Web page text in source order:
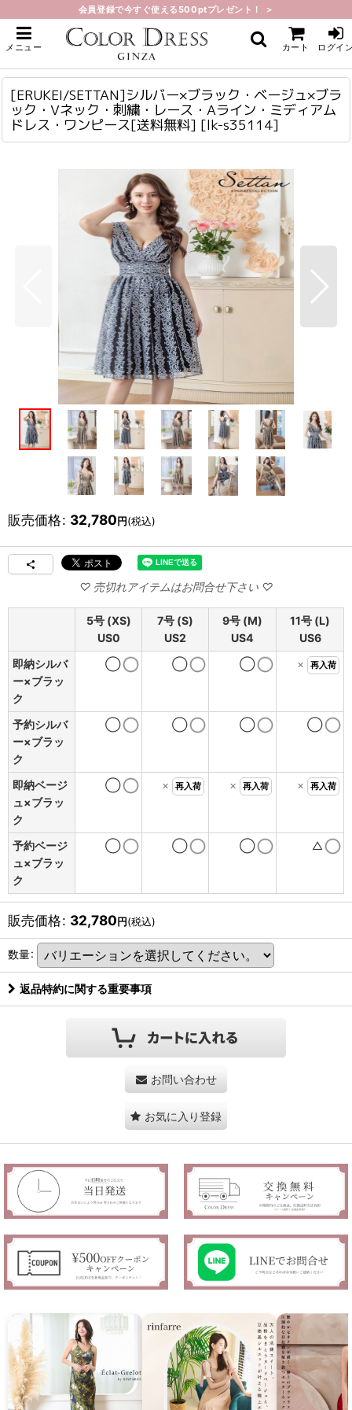
会員登録で今すぐ使える500ptプレゼント！ ＞
メニュー カート ログイ
ホーム > ミディアム
[ERUKEI/SETTAN]シルバー×ブラック・ベージュ×ブラック・Vネック・刺繍・
レース・Aライン・ミディアムドレス・ワンピース[送料無料]
[ERUKEI/SETTAN]シルバー×ブラック・ベージュ×ブラ
ック・Vネック・刺繍・レース・Aライン・ミディアム
ドレス・ワンピース[送料無料] [lk-s35114]
販売価格: 32,780円(税込)
5号 (XS)
US0
7号 (S)
US2
9号 (M)
US4
11号 (L)
US6
即納シルバ
ー×ブラッ
ク
◯ ◯ ◯ × 再入荷
予約シルバ
ー×ブラッ
ク
◯ ◯ ◯ ◯
即納ベージ
ュ×ブラッ
ク
◯ × 再入荷 × 再入荷 × 再入荷
予約ベージ
ュ×ブラッ
ク
◯ ◯ ◯ △
販売価格: 32,780円(税込)
数量:
返品特約に関する重要事項
お問い合わせ
お気に入り登録